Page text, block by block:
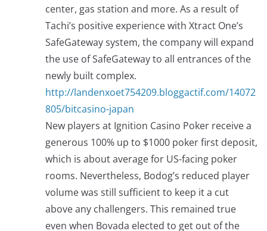
center, gas station and more. As a result of
Tachi’s positive experience with Xtract One’s
SafeGateway system, the company will expand
the use of SafeGateway to all entrances of the
newly built complex.
http://landenxoet754209.bloggactif.com/14072
805/bitcasino-japan
New players at Ignition Casino Poker receive a
generous 100% up to $1000 poker first deposit,
which is about average for US-facing poker
rooms. Nevertheless, Bodog’s reduced player
volume was still sufficient to keep it a cut
above any challengers. This remained true
even when Bovada elected to get out of the